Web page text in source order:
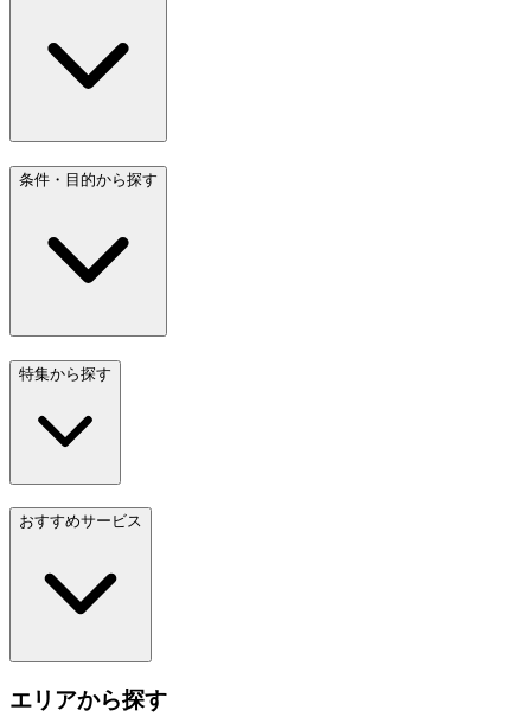
条件・目的から探す
特集から探す
おすすめサービス
エリアから探す